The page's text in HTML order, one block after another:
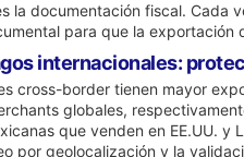
la documentación fiscal. Cada
para que la exportación
internacionales:
cross-border tienen mayor
globales,
que venden en EE.UU.
por geolocalización y la